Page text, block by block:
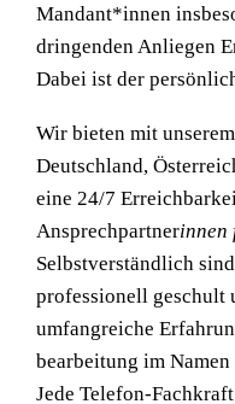
Mandant*innen
dringenden Anliegen
Dabei ist der
Wir bieten mit
Deutschland,
eine 24/7
Ansprechpartnerinnen
Selbstverständlich
professionell geschult
umfangreiche
bearbeitung im
Jede Telefon-